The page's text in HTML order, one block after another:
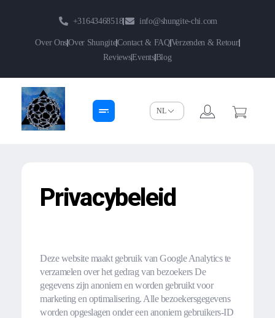
+31643468518 info@shungite-chi.com
Over OnsOver ShungiteContact & FAQVerzenden & Retour
ReviewsEventsBlog
Privacybeleid
Deze website maakt gebruik van Google Analytics te
verzamelen over het gedrag van bezoekers De
gegevens zijn anoniem en worden gebruikt voor
marketing en optimalisering. Alle bezoekersgegevens
worden opgeslagen onder een anoniem gebruikers-ID